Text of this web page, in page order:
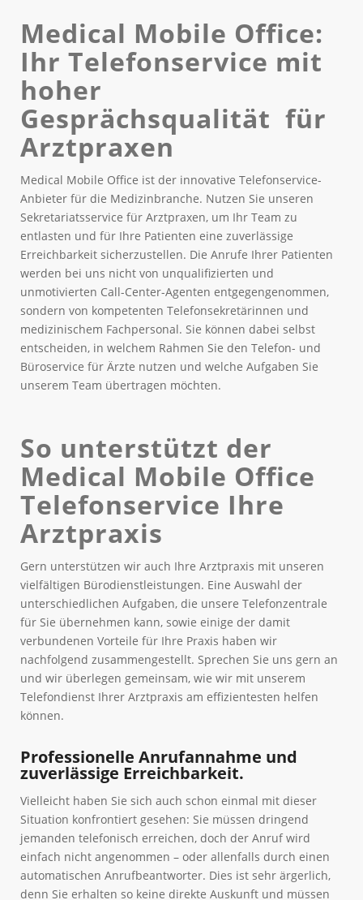
Medical Mobile Office:
Ihr Telefonservice mit
hoher
Gesprächsqualität für
Arztpraxen
Medical Mobile Office ist der innovative Telefonservice-
Anbieter für die Medizinbranche. Nutzen Sie unseren
Sekretariatsservice für Arztpraxen, um Ihr Team zu
entlasten und für Ihre Patienten eine zuverlässige
Erreichbarkeit sicherzustellen. Die Anrufe Ihrer Patienten
werden bei uns nicht von unqualifizierten und
unmotivierten Call-Center-Agenten entgegengenommen,
sondern von kompetenten Telefonsekretärinnen und
medizinischem Fachpersonal. Sie können dabei selbst
entscheiden, in welchem Rahmen Sie den Telefon- und
Büroservice für Ärzte nutzen und welche Aufgaben Sie
unserem Team übertragen möchten.
So unterstützt der
Medical Mobile Office
Telefonservice Ihre
Arztpraxis
Gern unterstützen wir auch Ihre Arztpraxis mit unseren
vielfältigen Bürodienstleistungen. Eine Auswahl der
unterschiedlichen Aufgaben, die unsere Telefonzentrale
für Sie übernehmen kann, sowie einige der damit
verbundenen Vorteile für Ihre Praxis haben wir
nachfolgend zusammengestellt. Sprechen Sie uns gern an
und wir überlegen gemeinsam, wie wir mit unserem
Telefondienst Ihrer Arztpraxis am effizientesten helfen
können.
Professionelle Anrufannahme und
zuverlässige Erreichbarkeit.
Vielleicht haben Sie sich auch schon einmal mit dieser
Situation konfrontiert gesehen: Sie müssen dringend
jemanden telefonisch erreichen, doch der Anruf wird
einfach nicht angenommen – oder allenfalls durch einen
automatischen Anrufbeantworter. Dies ist sehr ärgerlich,
denn Sie erhalten so keine direkte Auskunft und müssen